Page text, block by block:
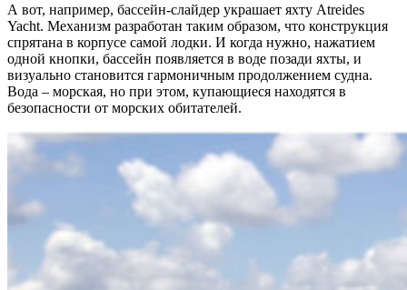
А вот, например, бассейн-слайдер украшает яхту Atreides
Yacht. Механизм разработан таким образом, что конструкция
спрятана в корпусе самой лодки. И когда нужно, нажатием
одной кнопки, бассейн появляется в воде позади яхты, и
визуально становится гармоничным продолжением судна.
Вода – морская, но при этом, купающиеся находятся в
безопасности от морских обитателей.